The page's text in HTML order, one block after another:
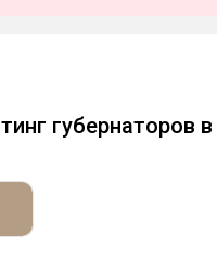
губернаторов в